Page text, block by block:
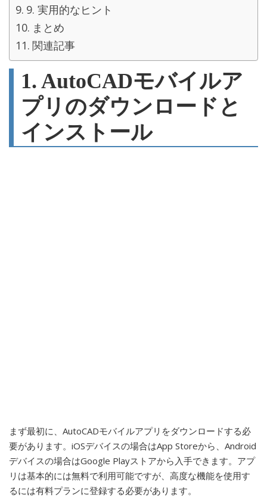
9. 実用的なヒント
まとめ
関連記事
1. AutoCADモバイルア
プリのダウンロードと
インストール
まず最初に、AutoCADモバイルアプリをダウンロードする必
要があります。iOSデバイスの場合はApp Storeから、Android
デバイスの場合はGoogle Playストアから入手できます。アプ
リは基本的には無料で利用可能ですが、高度な機能を使用す
るには有料プランに登録する必要があります。